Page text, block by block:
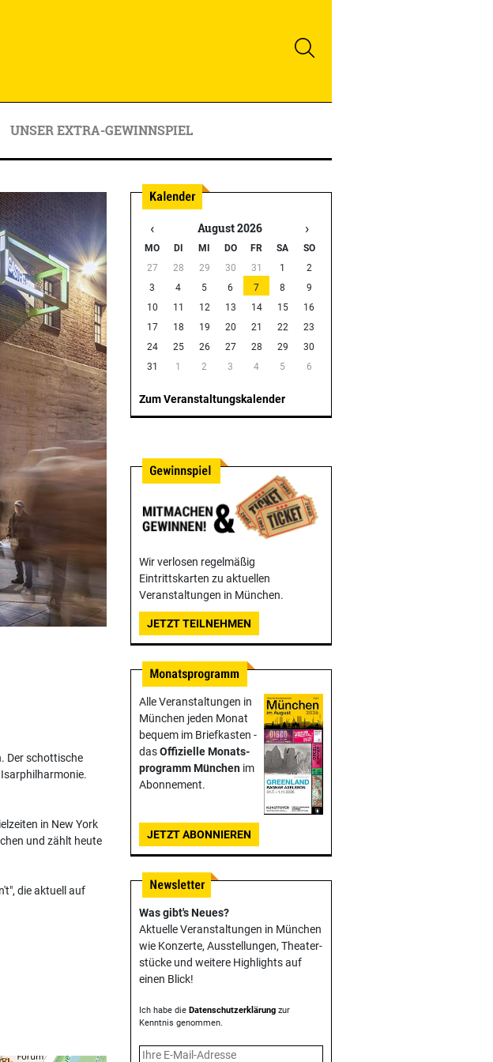
UNSER EXTRA-GEWINNSPIEL
Der schottische
in New York
und zählt heute
die aktuell auf
‹ August 2026 ›
MO DI MI DO FR SA
SO
27
28 29 30 31 1
2
3
4 5 6 7 8
9
10
11 12 13 14 15
16
17
18 19 20 21 22
23
24
25 26 27 28 29
30
31
1 2 3 4 5 6
Zum Veranstaltungskalender
Wir verlosen regelmäßig
Eintrittskarten zu aktuellen
Veranstaltungen in München.
JETZT TEILNEHMEN
Alle Veranstaltungen in
München jeden Monat
bequem im Briefkasten -
dasOffizielle Monats­
programm München im
Abonnement.
JETZT ABONNIEREN
Was gibt's Neues?
Aktuelle Veranstaltungen in München
wie Konzerte, Ausstellungen, Theater­
stücke und weitere Highlights auf
einen Blick!
Ich habe die Datenschutzerklärung zur
Kenntnis genommen.